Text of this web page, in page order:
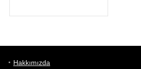
Hakkımızda